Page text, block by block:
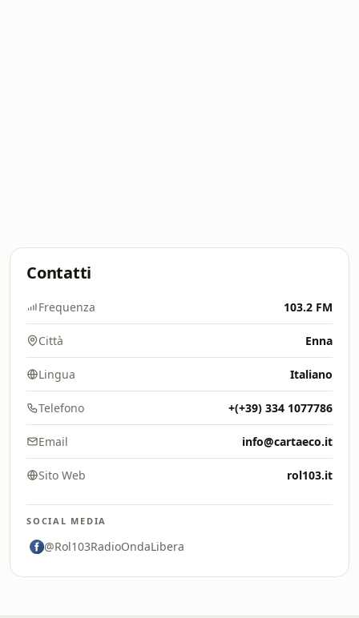
Contatti
Frequenza 103.2 FM
Città Enna
Lingua Italiano
Telefono +(+39) 334 1077786
Email info@cartaeco.it
Sito Web rol103.it
SOCIAL MEDIA
@Rol103RadioOndaLibera